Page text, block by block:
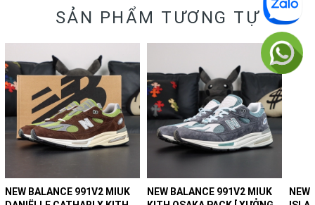
SẢN PHẨM TƯƠNG TỰ
NEW BALANCE 991V2 MIUK
NEW BALANCE 991V2 MIUK
NEW